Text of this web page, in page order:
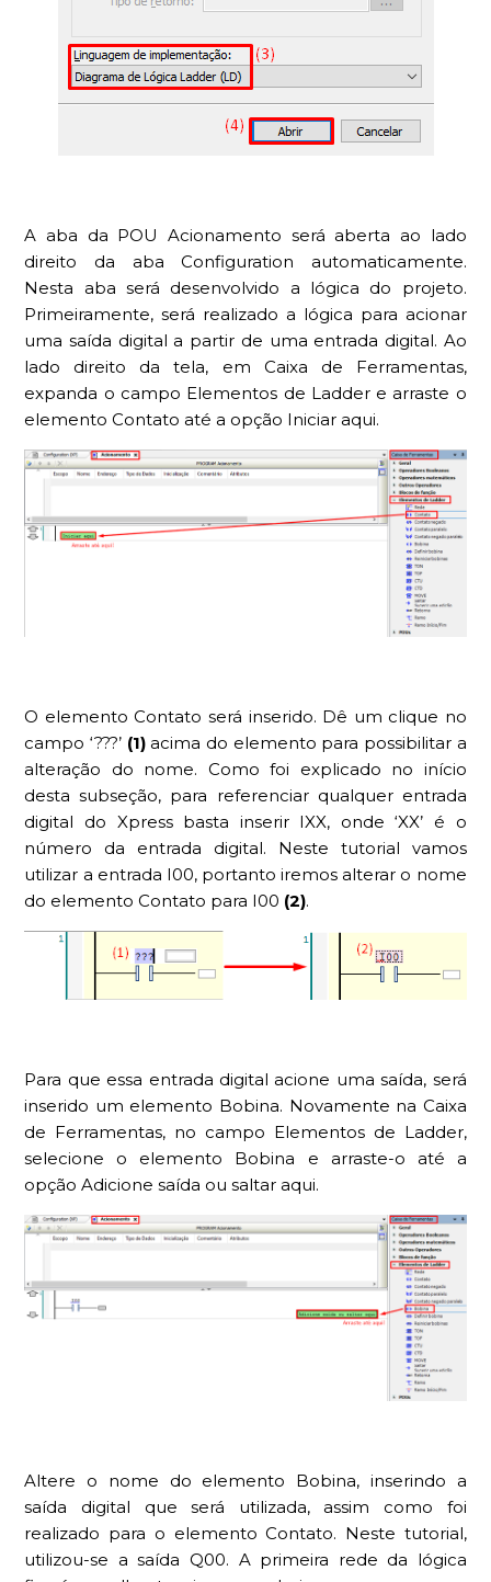
A aba da POU Acionamento será aberta ao lado
direito da aba Configuration automaticamente.
Nesta aba será desenvolvido a lógica do projeto.
Primeiramente, será realizado a lógica para acionar
uma saída digital a partir de uma entrada digital. Ao
lado direito da tela, em Caixa de Ferramentas,
expanda o campo Elementos de Ladder e arraste o
elemento Contato até a opção Iniciar aqui.
O elemento Contato será inserido. Dê um clique no
campo ‘???’ (1)acima do elemento para possibilitar a
alteração do nome. Como foi explicado no início
desta subseção, para referenciar qualquer entrada
digital do Xpress basta inserir IXX, onde ‘XX’ é o
número da entrada digital. Neste tutorial vamos
utilizar a entrada I00, portanto iremos alterar o nome
do elemento Contato para I00 (2).
Para que essa entrada digital acione uma saída, será
inserido um elemento Bobina. Novamente na Caixa
de Ferramentas, no campo Elementos de Ladder,
selecione o elemento Bobina e arraste-o até a
opção Adicione saída ou saltar aqui.
Altere o nome do elemento Bobina, inserindo a
saída digital que será utilizada, assim como foi
realizado para o elemento Contato. Neste tutorial,
utilizou-se a saída Q00. A primeira rede da lógica